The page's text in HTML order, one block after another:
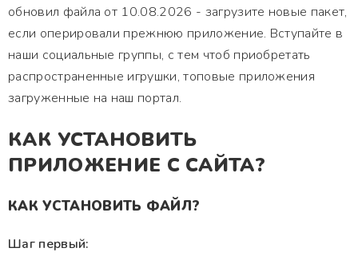
обновил файла от 10.08.2026 - загрузите новые пакет,
если оперировали прежнюю приложение. Вступайте в
наши социальные группы, с тем чтоб приобретать
распространенные игрушки, топовые приложения
загруженные на наш портал.
КАК УСТАНОВИТЬ
ПРИЛОЖЕНИЕ С САЙТА?
КАК УСТАНОВИТЬ ФАЙЛ?
Шаг первый: